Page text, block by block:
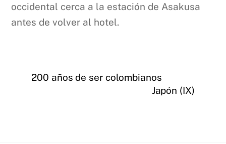
occidental cerca a la estación de Asakusa
antes de volver al hotel.
200 años de ser colombianos
Japón (IX)